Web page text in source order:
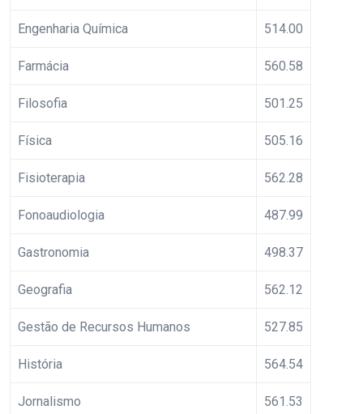
Engenharia Química 514.00
Farmácia 560.58
Filosofia 501.25
Física 505.16
Fisioterapia 562.28
Fonoaudiologia 487.99
Gastronomia 498.37
Geografia 562.12
Gestão de Recursos Humanos 527.85
História 564.54
Jornalismo 561.53